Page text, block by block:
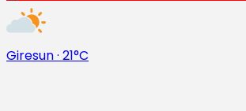
Giresun· 21°C